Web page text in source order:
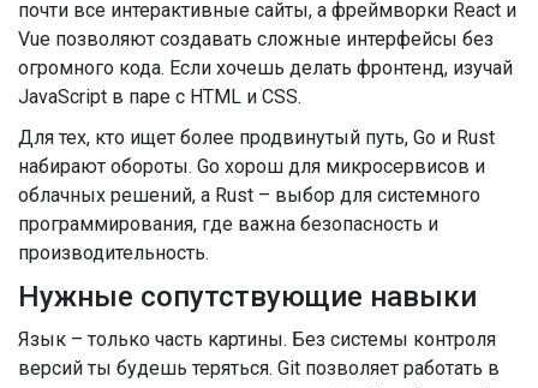
почти все интерактивные сайты, а фреймворки React и
Vue позволяют создавать сложные интерфейсы без
огромного кода. Если хочешь делать фронтенд, изучай
JavaScript в паре с HTML и CSS.
Для тех, кто ищет более продвинутый путь, Go и Rust
набирают обороты. Go хорош для микросервисов и
облачных решений, а Rust – выбор для системного
программирования, где важна безопасность и
производительность.
Нужные сопутствующие навыки
Язык – только часть картины. Без системы контроля
версий ты будешь теряться. Git позволяет работать в